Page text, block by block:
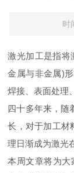
时
激光加工是指将
金属与非金属)
焊接、表面处理
四十多年来，随
长，对于加工材
理日渐成为激光
本周文章将为大